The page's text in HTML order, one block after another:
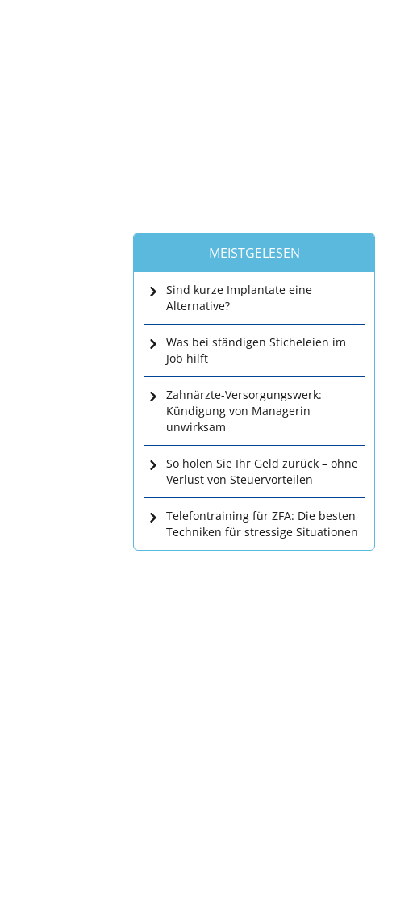
MEISTGELESEN
Sind kurze Implantate eine
Alternative?
Was bei ständigen Sticheleien im
Job hilft
Zahnärzte-Versorgungswerk:
Kündigung von Managerin
unwirksam
So holen Sie Ihr Geld zurück – ohne
Verlust von Steuervorteilen
Telefontraining für ZFA: Die besten
Techniken für stressige Situationen